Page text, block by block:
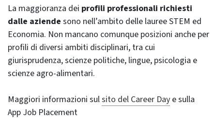
La maggioranza dei profili professionali richiesti
dalle aziende sono nell’ambito delle lauree STEM ed
Economia. Non mancano comunque posizioni anche per
profili di diversi ambiti disciplinari, tra cui
giurisprudenza, scienze politiche, lingue, psicologia e
scienze agro-alimentari.
Maggiori informazioni sulsito del Career Day e sulla
App Job Placement